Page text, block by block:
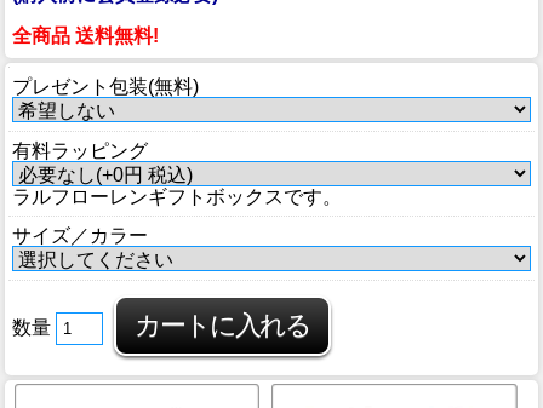
全商品 送料無料!
プレゼント包装(無料)
有料ラッピング
ラルフローレンギフトボックスです。
サイズ／カラー
数量